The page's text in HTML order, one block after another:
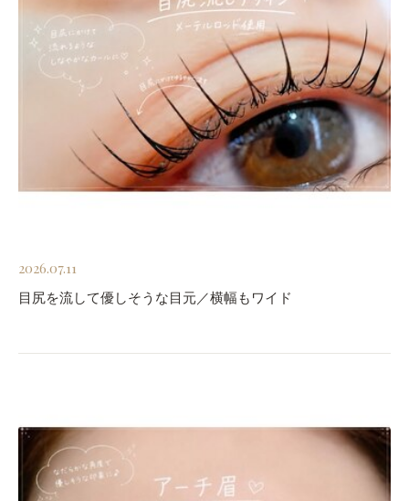
2026.07.11
目尻を流して優しそうな目元／横幅もワイド